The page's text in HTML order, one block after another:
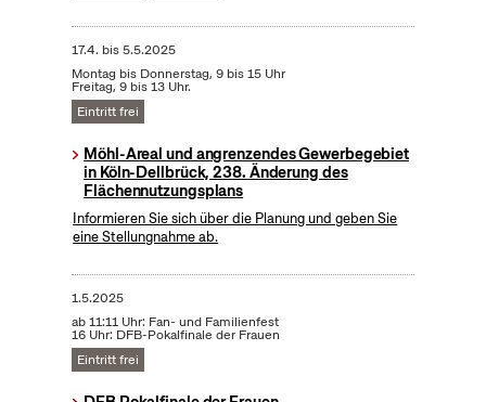
17.4. bis5.5.2025
Montag bis Donnerstag, 9 bis 15 Uhr
Freitag, 9 bis 13 Uhr.
Eintritt frei
Möhl-Areal und angrenzendes Gewerbegebiet
in Köln-Dellbrück, 238. Änderung des
Flächennutzungsplans
Informieren Sie sich über die Planung und geben Sie
eine Stellungnahme ab.
1.5.2025
ab 11:11 Uhr: Fan- und Familienfest
16 Uhr: DFB-Pokalfinale der Frauen
Eintritt frei